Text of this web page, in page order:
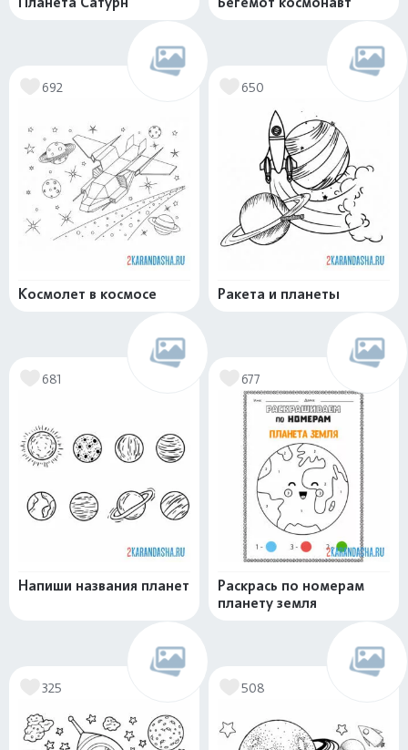
692
Космолет в космосе
650
Ракета и планеты
681
Напиши названия планет
677
Раскрась по номерам
планету земля
325 508